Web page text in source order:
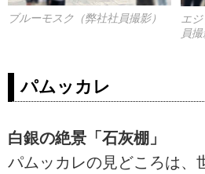
ブルーモスク（弊社社員撮影）
エ
員撮
パムッカレ
白銀の絶景「石灰棚」
パムッカレの見どころは、